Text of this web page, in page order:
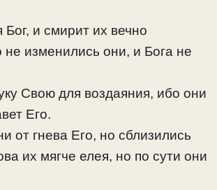
и смирит их вечно
изменились они, и Бога не
Свою для воздаяния, ибо они
Его.
от гнева Его, но сблизились
их мягче елея, но по сути они